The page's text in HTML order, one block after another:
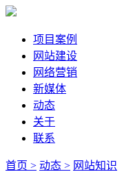
项目案例
网站建设
网络营销
新媒体
动态
关于
联系
首页 > 动态 > 网站知识